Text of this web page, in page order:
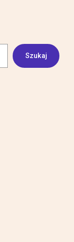
Szukaj